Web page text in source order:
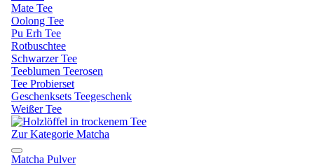
Mate Tee
Oolong Tee
Pu Erh Tee
Rotbuschtee
Schwarzer Tee
Teeblumen Teerosen
Tee Probierset
Geschenksets Teegeschenk
Weißer Tee
Zur Kategorie Matcha
Matcha Pulver